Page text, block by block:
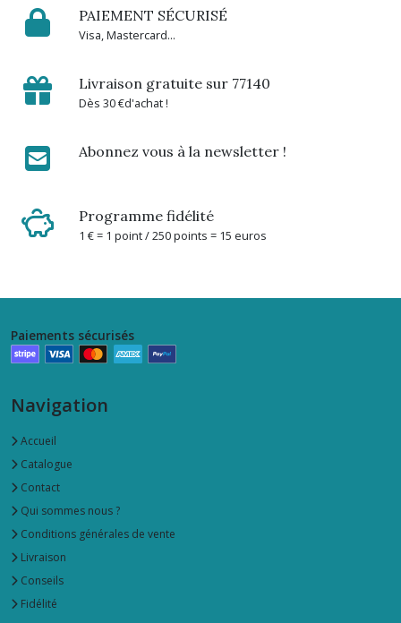
PAIEMENT SÉCURISÉ
Visa, Mastercard...
Livraison gratuite sur 77140
Dès 30 €d'achat !
Abonnez vous à la newsletter !
Programme fidélité
1 € = 1 point / 250 points = 15 euros
Paiements sécurisés
Navigation
Accueil
Catalogue
Contact
Qui sommes nous ?
Conditions générales de vente
Livraison
Conseils
Fidélité